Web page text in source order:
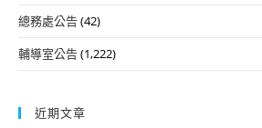
總務處公告(42)
輔導室公告(1,222)
近期文章